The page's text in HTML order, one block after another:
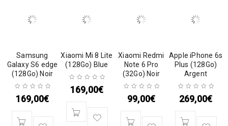
Samsung
Galaxy S6 edge
(128Go) Noir
169,00€
Xiaomi Mi 8 Lite
(128Go) Blue
169,00€
Xiaomi Redmi
Note 6 Pro
(32Go) Noir
99,00€
Apple iPhone 6s
Plus (128Go)
Argent
269,00€